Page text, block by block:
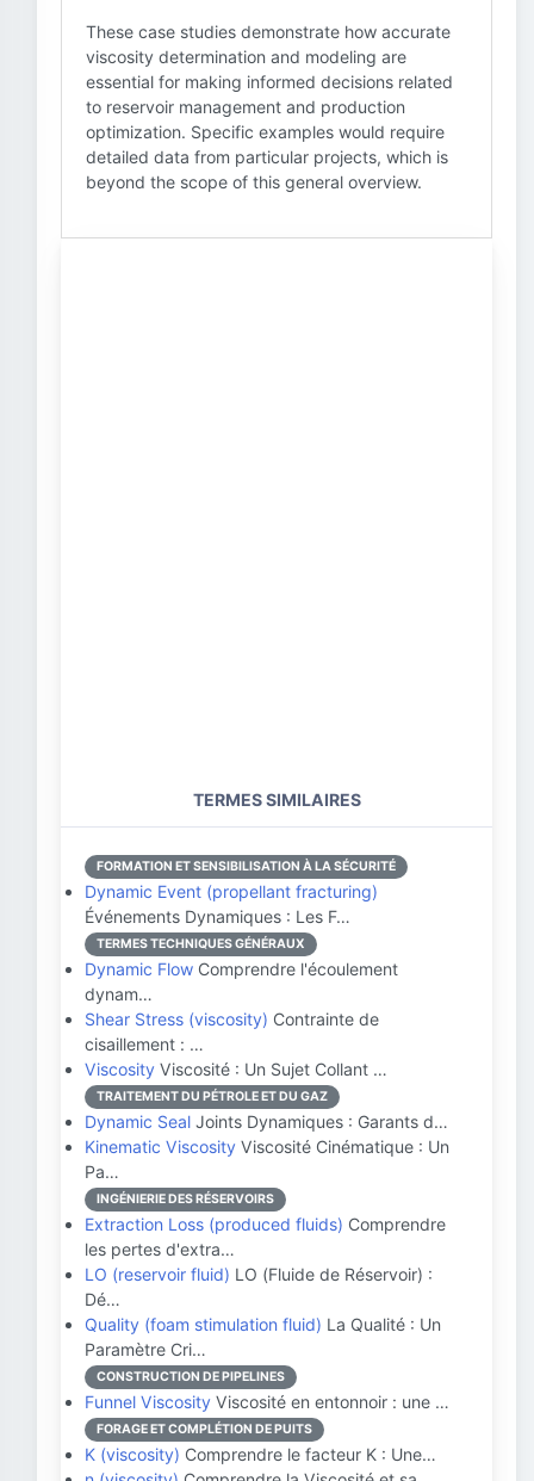
These case studies demonstrate how accurate
viscosity determination and modeling are
essential for making informed decisions related
to reservoir management and production
optimization. Specific examples would require
detailed data from particular projects, which is
beyond the scope of this general overview.
TERMES SIMILAIRES
FORMATION ET SENSIBILISATION À LA SÉCURITÉ
Dynamic Event (propellant fracturing)
Événements Dynamiques : Les F…
TERMES TECHNIQUES GÉNÉRAUX
Dynamic Flow Comprendre l'écoulement
dynam…
Shear Stress (viscosity) Contrainte de
cisaillement : …
Viscosity Viscosité : Un Sujet Collant …
TRAITEMENT DU PÉTROLE ET DU GAZ
Dynamic Seal Joints Dynamiques : Garants d…
Kinematic Viscosity Viscosité Cinématique : Un
Pa…
INGÉNIERIE DES RÉSERVOIRS
Extraction Loss (produced fluids) Comprendre
les pertes d'extra…
LO (reservoir fluid) LO (Fluide de Réservoir) :
Dé…
Quality (foam stimulation fluid) La Qualité : Un
Paramètre Cri…
CONSTRUCTION DE PIPELINES
Funnel Viscosity Viscosité en entonnoir : une …
FORAGE ET COMPLÉTION DE PUITS
K (viscosity) Comprendre le facteur K : Une…